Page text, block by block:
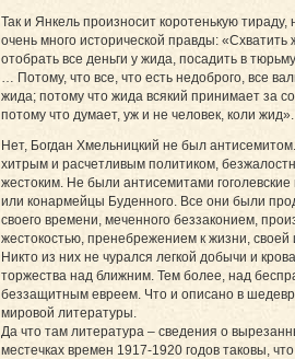
Так и Янкель произносит коротенькую
очень много исторической правды: «Схватить
отобрать все деньги у жида, посадить в
… Потому, что все, что есть недоброго, все
жида; потому что жида всякий принимает за
потому что думает, уж и не человек, коли жид».
Нет, Богдан Хмельницкий не был
хитрым и расчетливым политиком,
жестоким. Не были антисемитами гоголевские
или конармейцы Буденного. Все они были
своего времени, меченного беззаконием,
жестокостью, пренебрежением к жизни, своей
Никто из них не чурался легкой добычи и
торжества над ближним. Тем более, над
беззащитным евреем. Что и описано в
мировой литературы.
Да что там литература – сведения о
местечках времен 1917-1920 годов таковы, что